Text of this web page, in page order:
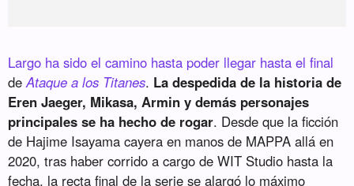
Largo ha sido el camino hasta poder llegar hasta el final
deAtaque a los Titanes. La despedida de la historia de
Eren Jaeger, Mikasa, Armin y demás personajes
principales se ha hecho de rogar. Desde que la ficción
de Hajime Isayama cayera en manos de MAPPA allá en
2020, tras haber corrido a cargo de WIT Studio hasta la
fecha, la recta final de la serie se alargó lo máximo